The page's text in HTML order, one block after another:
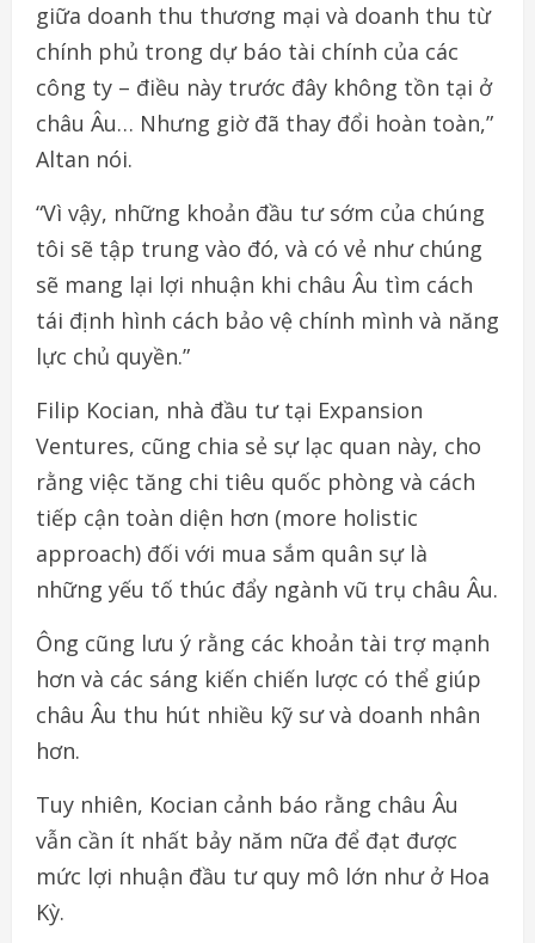
giữa doanh thu thương mại và doanh thu từ
chính phủ trong dự báo tài chính của các
công ty – điều này trước đây không tồn tại ở
châu Âu… Nhưng giờ đã thay đổi hoàn toàn,”
Altan nói.
“Vì vậy, những khoản đầu tư sớm của chúng
tôi sẽ tập trung vào đó, và có vẻ như chúng
sẽ mang lại lợi nhuận khi châu Âu tìm cách
tái định hình cách bảo vệ chính mình và năng
lực chủ quyền.”
Filip Kocian, nhà đầu tư tại Expansion
Ventures, cũng chia sẻ sự lạc quan này, cho
rằng việc tăng chi tiêu quốc phòng và cách
tiếp cận toàn diện hơn (more holistic
approach) đối với mua sắm quân sự là
những yếu tố thúc đẩy ngành vũ trụ châu Âu.
Ông cũng lưu ý rằng các khoản tài trợ mạnh
hơn và các sáng kiến chiến lược có thể giúp
châu Âu thu hút nhiều kỹ sư và doanh nhân
hơn.
Tuy nhiên, Kocian cảnh báo rằng châu Âu
vẫn cần ít nhất bảy năm nữa để đạt được
mức lợi nhuận đầu tư quy mô lớn như ở Hoa
Kỳ.